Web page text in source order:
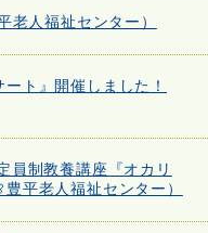
老人福祉センター）
ト』開催しました！
制教養講座『オカリ
平老人福祉センター）